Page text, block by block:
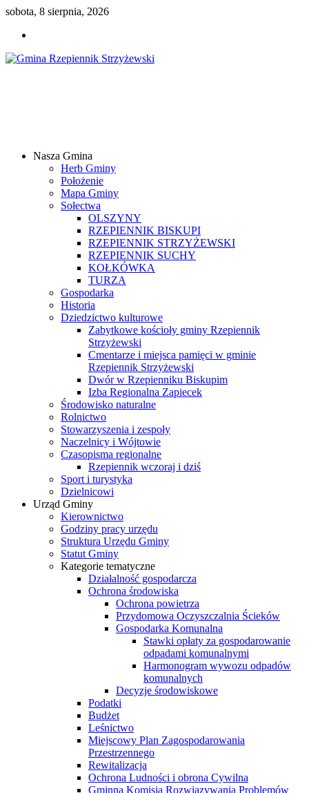
sobota, 8 sierpnia, 2026
Samorządowy
Internetowy
Nasza Gmina
Herb Gminy
Położenie
Mapa Gminy
Sołectwa
OLSZYNY
RZEPIENNIK BISKUPI
RZEPIENNIK STRZYŻEWSKI
RZEPIENNIK SUCHY
KOŁKÓWKA
TURZA
Gospodarka
Historia
Dziedzictwo kulturowe
Zabytkowe kościoły gminy Rzepiennik
Strzyżewski
Cmentarze i miejsca pamięci w gminie
Rzepiennik Strzyżewski
Dwór w Rzepienniku Biskupim
Izba Regionalna Zapiecek
Środowisko naturalne
Rolnictwo
Stowarzyszenia i zespoły
Naczelnicy i Wójtowie
Czasopisma regionalne
Rzepiennik wczoraj i dziś
Sport i turystyka
Dzielnicowi
Urząd Gminy
Kierownictwo
Godziny pracy urzędu
Struktura Urzędu Gminy
Statut Gminy
Kategorie tematyczne
Działalność gospodarcza
Ochrona środowiska
Ochrona powietrza
Przydomowa Oczyszczalnia Ścieków
Gospodarka Komunalna
Stawki opłaty za gospodarowanie
odpadami komunalnymi
Harmonogram wywozu odpadów
komunalnych
Decyzje środowiskowe
Podatki
Budżet
Leśnictwo
Miejscowy Plan Zagospodarowania
Przestrzennego
Rewitalizacja
Ochrona Ludności i obrona Cywilna
Gminna Komisja Rozwiązywania Problemów